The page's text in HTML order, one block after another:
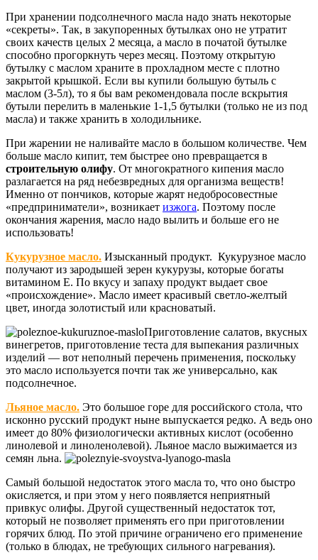
При хранении подсолнечного масла надо знать некоторые
«секреты». Так, в закупоренных бутылках оно не утратит
своих качеств целых 2 месяца, а масло в початой бутылке
способно прогоркнуть через месяц. Поэтому открытую
бутылку с маслом храните в прохладном месте с плотно
закрытой крышкой. Если вы купили большую бутыль с
маслом (3-5л), то я бы вам рекомендовала после вскрытия
бутыли перелить в маленькие 1-1,5 бутылки (только не из под
масла) и также хранить в холодильнике.
При жарении не наливайте масло в большом количестве. Чем
больше масло кипит, тем быстрее оно превращается в
строительную олифу. От многократного кипения масло
разлагается на ряд небезвредных для организма веществ!
Именно от пончиков, которые жарят недобросовестные
«предприниматели», возникает изжога. Поэтому после
окончания жарения, масло надо вылить и больше его не
использовать!
Кукурузное масло. Изысканный продукт. Кукурузное масло
получают из зародышей зерен кукурузы, которые богаты
витамином Е. По вкусу и запаху продукт выдает свое
«происхождение». Масло имеет красивый светло-желтый
цвет, иногда золотистый или красноватый.
Приготовление салатов, вкусных
винегретов, приготовление теста для выпекания различных
изделий — вот неполный перечень применения, поскольку
это масло используется почти так же универсально, как
подсолнечное.
Льяное масло. Это большое горе для российского стола, что
исконно русский продукт ныне выпускается редко. А ведь оно
имеет до 80% физиологически активных кислот (особенно
линолевой и линоленолевой). Льяное масло выжимается из
семян льна.
Самый большой недостаток этого масла то, что оно быстро
окисляется, и при этом у него появляется неприятный
привкус олифы. Другой существенный недостаток тот,
который не позволяет применять его при приготовлении
горячих блюд. По этой причине ограничено его применение
(только в блюдах, не требующих сильного нагревания).